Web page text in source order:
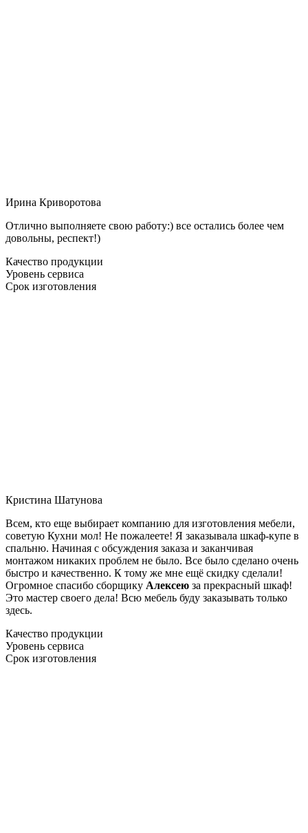
Ирина Криворотова
Отлично выполняете свою работу:) все остались более чем
довольны, респект!)
Качество продукции
Уровень сервиса
Срок изготовления
Кристина Шатунова
Всем, кто еще выбирает компанию для изготовления мебели,
советую Кухни мол! Не пожалеете! Я заказывала шкаф-купе в
спальню. Начиная с обсуждения заказа и заканчивая
монтажом никаких проблем не было. Все было сделано очень
быстро и качественно. К тому же мне ещё скидку сделали!
Огромное спасибо сборщику Алексею за прекрасный шкаф!
Это мастер своего дела! Всю мебель буду заказывать только
здесь.
Качество продукции
Уровень сервиса
Срок изготовления